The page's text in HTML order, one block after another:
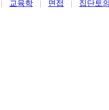
| 교육학 | 면접 | 집단토의